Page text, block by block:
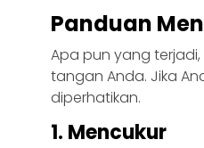
Panduan
Apa pun yang
tangan Anda. Jika
diperhatikan.
1. Mencukur